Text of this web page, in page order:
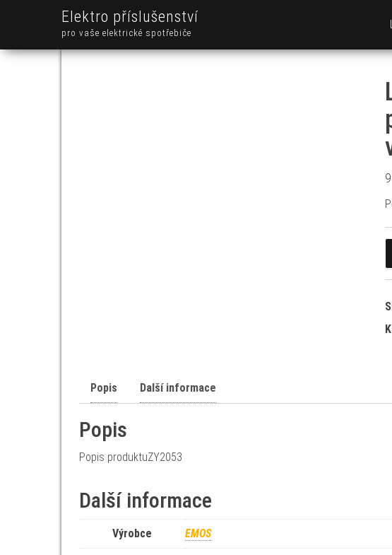
Elektro příslušenství
pro vaše elektrické spotřebiče
Popis Další informace
Popis
Popis produktuZY2053
Další informace
Výrobce EMOS